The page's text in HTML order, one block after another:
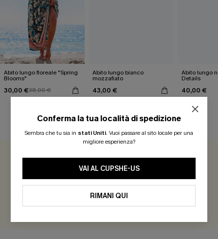
Abito lungo floreale "Spring
Blooms"
30,00 €38,00 €
Abito lungo bianco
mozzafiato
43,00 €
Abito lungo
Details
40,00 €
RECENSIONI DEI CLIENTI
Guadagna più di 30 punti per ogni recensione che lasci!
VALUTARE
Conferma la tua località di spedizione
Sembra che tu sia in stati Uniti. Vuoi passare al sito locale per una
migliore esperienza?
VAI AL CUPSHE-US
RIMANI QUI